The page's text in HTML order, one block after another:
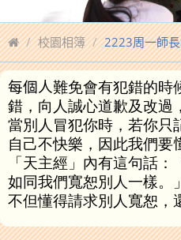
校園相簿 2223周一師
每個人難免會有犯錯的時
錯，向人誠心道歉及改過
當別人冒犯你時，若你只
自己不快樂，因此我們要
「天主經」內有這句話：
如同我們寬恕別人一樣。
不但懂得請求別人寬恕，